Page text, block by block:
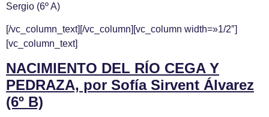
Sergio (6º A)
[/vc_column_text][/vc_column][vc_column width=»1/2″]
[vc_column_text]
NACIMIENTO DEL RÍO CEGA Y
PEDRAZA, por Sofía Sirvent Álvarez
(6º B)